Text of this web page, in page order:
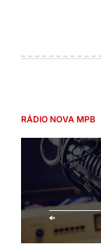
RÁDIO NOVA MPB